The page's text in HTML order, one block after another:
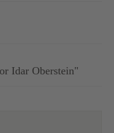
Idar Oberstein"